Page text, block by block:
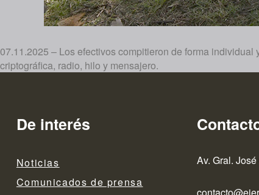
07.11.2025 – Los efectivos compitieron de forma
criptográfica, radio, hilo y mensajero.
De interés
Noticias
Comunicados de prensa
Av. Gral.